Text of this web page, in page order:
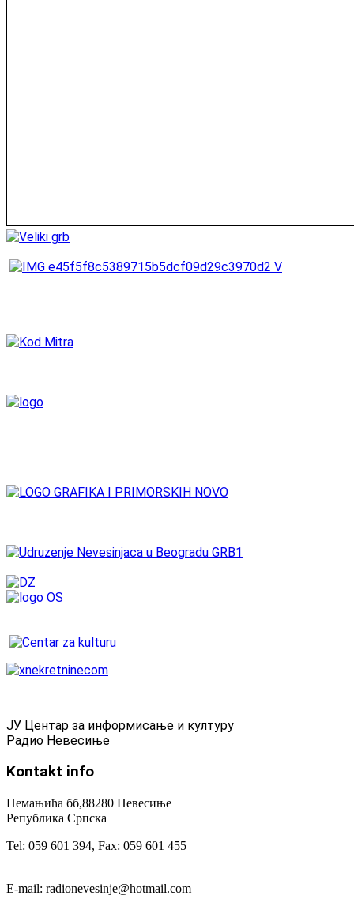
ЈУ Центар за информисање и културу
Радио Невесиње
Kontakt info
Немањића бб,88280 Невесиње
Република Српска
Tel: 059 601 394, Fax: 059 601 455
E-mail: radionevesinje@hotmail.com